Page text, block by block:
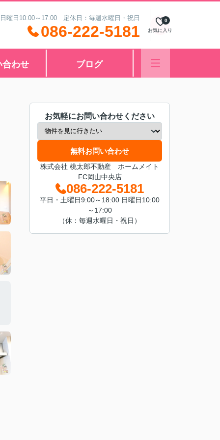
曜日10:00～17:00 定休日：毎週水曜日・祝日
086-222-5181 お気に入り
0
合わせ ブログ
お気軽にお問い合わせください
無料お問い合わせ
株式会社 桃太郎不動産 ホームメイト
FC岡山中央店
086-222-5181
平日・土曜日9:00～18:00 日曜日10:00
～17:00
（休：毎週水曜日・祝日）